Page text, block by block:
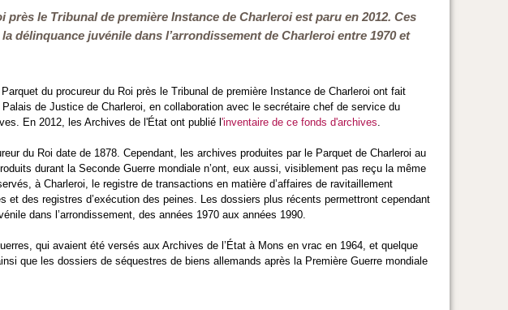
le Tribunal de première Instance de Charleroi est paru en 2012. Ces
délinquance juvénile dans l’arrondissement de Charleroi entre 1970 et
du procureur du Roi près le Tribunal de première Instance de Charleroi ont fait
de Justice de Charleroi, en collaboration avec le secrétaire chef de service du
En 2012, les Archives de l'État ont publié l 'inventaire de ce fonds d'archives.
du Roi date de 1878. Cependant, les archives produites par le Parquet de Charleroi au
durant la Seconde Guerre mondiale n’ont, eux aussi, visiblement pas reçu la même
à Charleroi, le registre de transactions en matière d’affaires de ravitaillement
des registres d’exécution des peines. Les dossiers plus récents permettront cependant
dans l’arrondissement, des années 1970 aux années 1990.
qui avaient été versés aux Archives de l’État à Mons en vrac en 1964, et quelque
que les dossiers de séquestres de biens allemands après la Première Guerre mondiale